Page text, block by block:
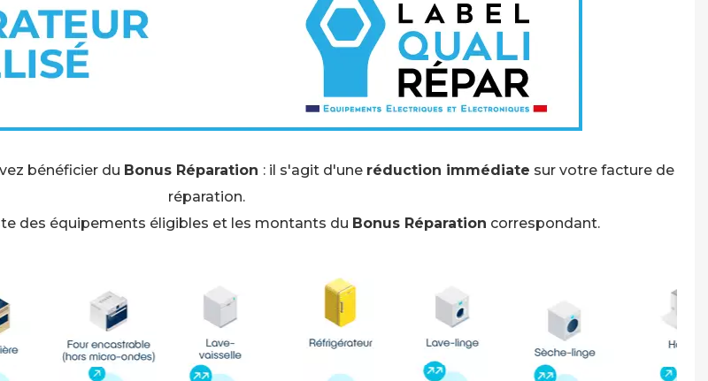
bénéficier du Bonus Réparation : il s'agit d'une réduction immédiate sur votre facture de
réparation.
des équipements éligibles et les montants du Bonus Réparation correspondant.